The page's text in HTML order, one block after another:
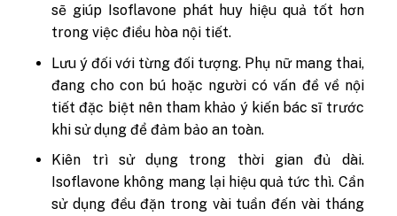
sẽ giúp Isoflavone phát huy hiệu quả tốt hơn
trong việc điều hòa nội tiết.
Lưu ý đối với từng đối tượng. Phụ nữ mang thai,
đang cho con bú hoặc người có vấn đề về nội
tiết đặc biệt nên tham khảo ý kiến bác sĩ trước
khi sử dụng để đảm bảo an toàn.
Kiên trì sử dụng trong thời gian đủ dài.
Isoflavone không mang lại hiệu quả tức thì. Cần
sử dụng đều đặn trong vài tuần đến vài tháng